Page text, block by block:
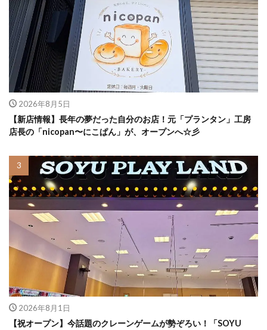
2026年8月5日
【新店情報】長年の夢だった自分のお店！元「プランタン」工房
店長の「nicopan〜にこぱん」が、オープンへ☆彡
2026年8月1日
【祝オープン】今話題のクレーンゲームが勢ぞろい！「SOYU